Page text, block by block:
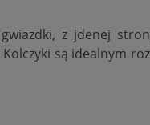
z jdenej
są idealnym